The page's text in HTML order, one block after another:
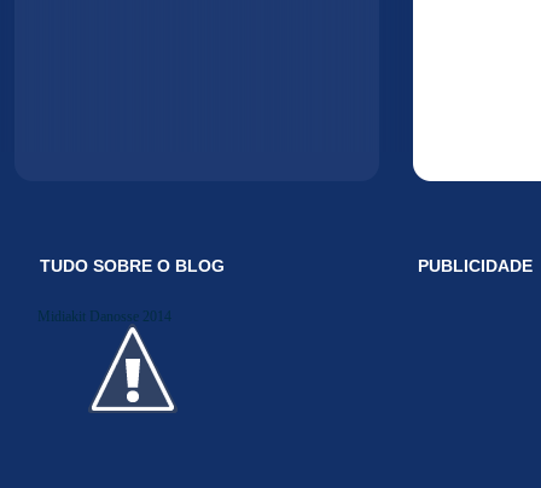
TUDO SOBRE O BLOG
Midiakit Danosse 2014
PUBLICIDADE